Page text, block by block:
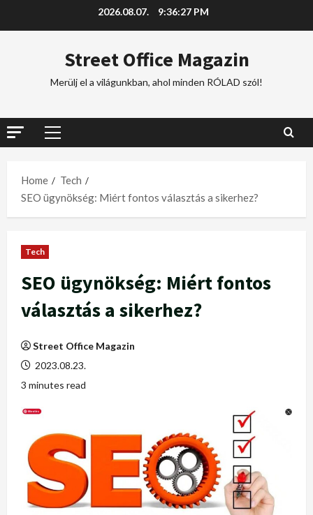
2026.08.07. 9:36:27 PM
Street Office Magazin
Merülj el a világunkban, ahol minden RÓLAD szól!
Home
Tech
SEO ügynökség: Miért fontos választás a sikerhez?
Tech
SEO ügynökség: Miért fontos
választás a sikerhez?
Street Office Magazin
2023.08.23.
3 minutes read